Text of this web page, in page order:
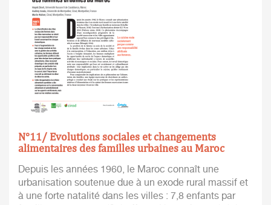
N°11/ Evolutions sociales et changements
alimentaires des familles urbaines au Maroc
Depuis les années 1960, le Maroc connaît une
urbanisation soutenue due à un exode rural massif et
à une forte natalité dans les villes : 7,8 enfants par